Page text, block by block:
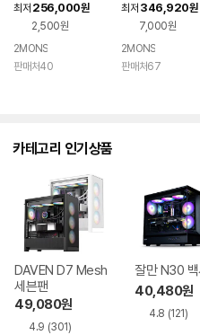
최저 256,000원
2,500원
2MONS
판매처40
최저 346,920원
7,000원
2MONS
판매처67
카테고리 인기상품
DAVEN D7 Mesh
세븐팬
49,080원
4.9 (301)
잘만 N30 백
40,480원
4.8 (121)